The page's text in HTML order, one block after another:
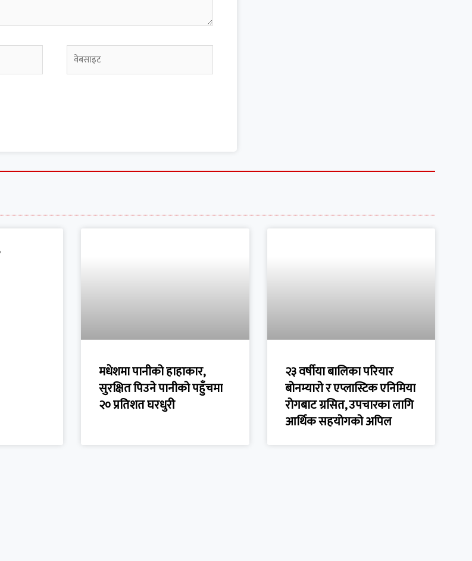
मधेशमा पानीको हाहाकार,
सुरक्षित पिउने पानीको पहुँचमा
२० प्रतिशत घरधुरी
२३ वर्षीया बालिका परियार
बोनम्यारो र एप्लास्टिक एनिमिया
रोगबाट ग्रसित, उपचारका लागि
आर्थिक सहयोगको अपिल